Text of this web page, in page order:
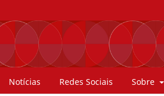
Notícias Redes Sociais Sobre